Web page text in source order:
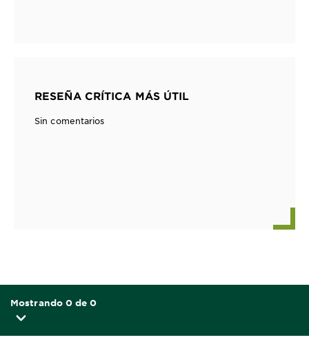
RESEÑA CRÍTICA MÁS ÚTIL
Sin comentarios
Mostrando 0 de 0